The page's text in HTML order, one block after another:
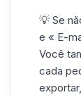
💡 Se
e « E-
Você
cada